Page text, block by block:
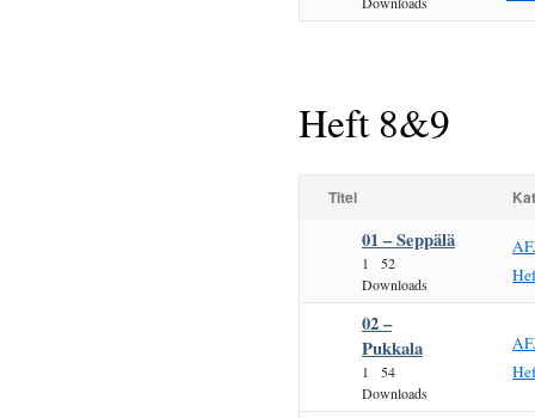
Heft 8&9
Titel
01 – Seppälä
1
52
Downloads
02 –
Pukkala
1
54
Downloads